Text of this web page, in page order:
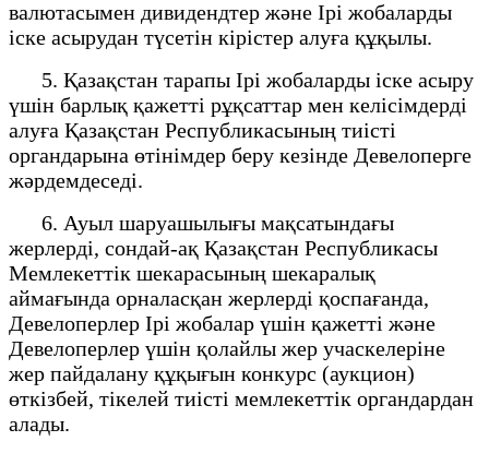
валютасымен дивидендтер және Ірі жобаларды
іске асырудан түсетін кірістер алуға құқылы.
5. Қазақстан тарапы Ірі жобаларды іске асыру
үшін барлық қажетті рұқсаттар мен келісімдерді
алуға Қазақстан Республикасының тиісті
органдарына өтінімдер беру кезінде Девелоперге
жәрдемдеседі.
6. Ауыл шаруашылығы мақсатындағы
жерлерді, сондай-ақ Қазақстан Республикасы
Мемлекеттік шекарасының шекаралық
аймағында орналасқан жерлерді қоспағанда,
Девелоперлер Ірі жобалар үшін қажетті және
Девелоперлер үшін қолайлы жер учаскелеріне
жер пайдалану құқығын конкурс (аукцион)
өткізбей, тікелей тиісті мемлекеттік органдардан
алады.